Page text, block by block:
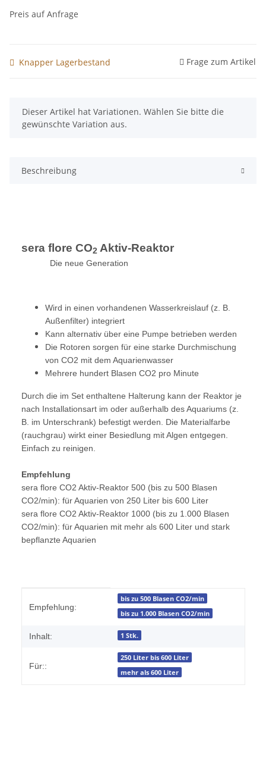
Preis auf Anfrage
Knapper Lagerbestand Frage zum Artikel
x
Dieser Artikel hat Variationen. Wählen Sie bitte die
gewünschte Variation aus.
Beschreibung
sera flore CO2 Aktiv-Reaktor
Die neue Generation
Wird in einen vorhandenen Wasserkreislauf (z. B.
Außenfilter) integriert
Kann alternativ über eine Pumpe betrieben werden
Die Rotoren sorgen für eine starke Durchmischung
von CO2 mit dem Aquarienwasser
Mehrere hundert Blasen CO2 pro Minute
Durch die im Set enthaltene Halterung kann der Reaktor je
nach Installationsart im oder außerhalb des Aquariums (z.
B. im Unterschrank) befestigt werden. Die Materialfarbe
(rauchgrau) wirkt einer Besiedlung mit Algen entgegen.
Einfach zu reinigen.
Empfehlung
sera flore CO2 Aktiv-Reaktor 500 (bis zu 500 Blasen
CO2/min): für Aquarien von 250 Liter bis 600 Liter
sera flore CO2 Aktiv-Reaktor 1000 (bis zu 1.000 Blasen
CO2/min): für Aquarien mit mehr als 600 Liter und stark
bepflanzte Aquarien
Empfehlung:
bis zu 500 Blasen CO2/min
bis zu 1.000 Blasen CO2/min
Inhalt: 1 Stk.
Für::
250 Liter bis 600 Liter
mehr als 600 Liter